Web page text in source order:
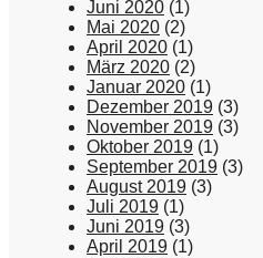
Juni 2020 (1)
Mai 2020 (2)
April 2020 (1)
März 2020 (2)
Januar 2020 (1)
Dezember 2019 (3)
November 2019 (3)
Oktober 2019 (1)
September 2019 (3)
August 2019 (3)
Juli 2019 (1)
Juni 2019 (3)
April 2019 (1)